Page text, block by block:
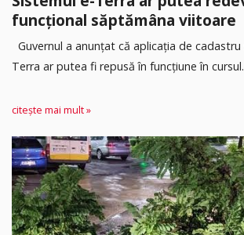
funcțional săptămâna viitoare
Guvernul a anunțat că aplicația de
Terra ar putea fi repusă în funcțiune în
citește mai mult »